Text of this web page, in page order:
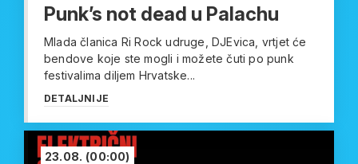
Punk’s not dead u Palachu
Mlada članica Ri Rock udruge, DJEvica, vrtjet će
bendove koje ste mogli i možete čuti po punk
festivalima diljem Hrvatske...
DETALJNIJE
23.08. (00:00)